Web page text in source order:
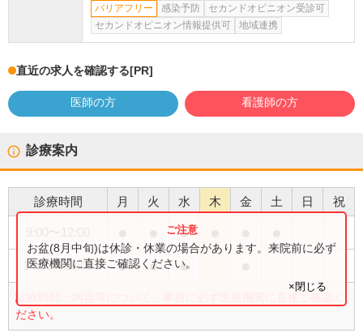
バリアフリー
感染予防
セカンドオピニオン受診可
セカンドオピニオン情報提供可
地域連携
直近の求人を確認する[PR]
医師の方 看護師の方
診療案内
診療時間 月 火 水 木 金 土 日 祝
●
14:00〜18:00 ● ● ●
診療時間・内容等について、事前に必ず医療機関に直接ご確認く
ださい。
お盆(8月中旬)は休診・休業の場合があります。来院前に必ず
医療機関に直接ご確認ください。
×閉じる